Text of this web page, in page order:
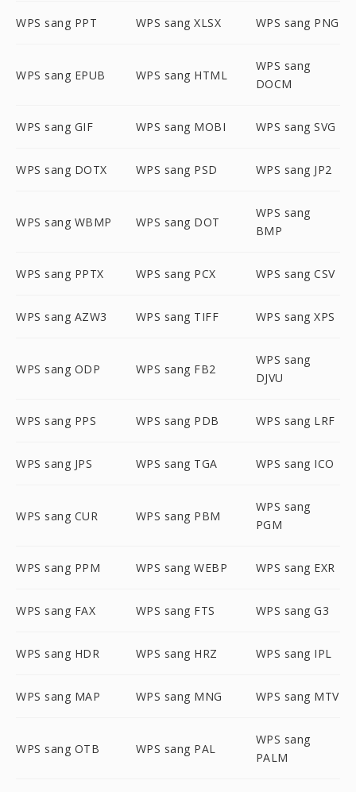
WPS sang PPT WPS sang XLSX WPS sang PNG
WPS sang EPUB WPS sang HTML
WPS sang
DOCM
WPS sang GIF WPS sang MOBI WPS sang SVG
WPS sang DOTX WPS sang PSD WPS sang JP2
WPS sang WBMP WPS sang DOT
WPS sang
BMP
WPS sang PPTX WPS sang PCX WPS sang CSV
WPS sang AZW3 WPS sang TIFF WPS sang XPS
WPS sang ODP WPS sang FB2
WPS sang
DJVU
WPS sang PPS WPS sang PDB WPS sang LRF
WPS sang JPS WPS sang TGA WPS sang ICO
WPS sang CUR WPS sang PBM
WPS sang
PGM
WPS sang PPM WPS sang WEBP WPS sang EXR
WPS sang FAX WPS sang FTS WPS sang G3
WPS sang HDR WPS sang HRZ WPS sang IPL
WPS sang MAP WPS sang MNG WPS sang MTV
WPS sang OTB WPS sang PAL
WPS sang
PALM